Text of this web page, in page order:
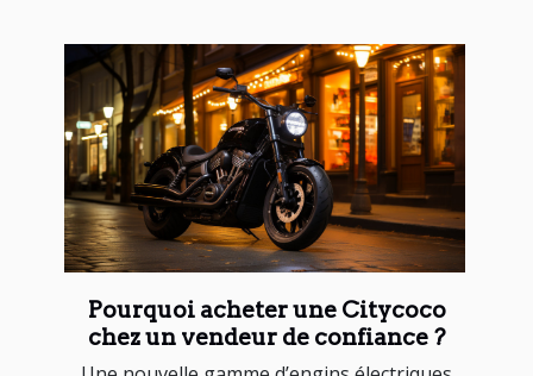
Pourquoi acheter une Citycoco
chez un vendeur de confiance ?